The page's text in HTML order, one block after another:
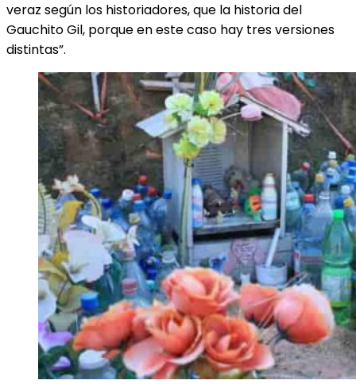
veraz según los historiadores, que la historia del
Gauchito Gil, porque en este caso hay tres versiones
distintas”.